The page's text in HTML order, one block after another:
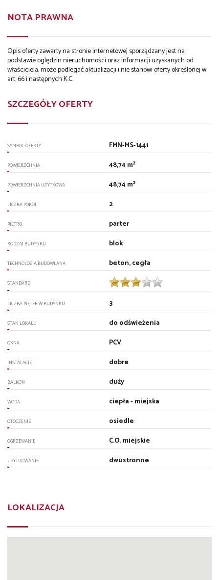
NOTA PRAWNA
Opis oferty zawarty na stronie internetowej sporządzany jest na
podstawie oględzin nieruchomości oraz informacji uzyskanych od
właściciela, może podlegać aktualizacji i nie stanowi oferty określonej w
art. 66 i następnych K.C.
SZCZEGÓŁY OFERTY
SYMBOL OFERTY FMN-MS-1441
POWIERZCHNIA 48,74 m²
POWIERZCHNIA UŻYTKOWA 48,74 m²
LICZBA POKOI 2
PIĘTRO parter
RODZAJ BUDYNKU blok
TECHNOLOGIA BUDOWLANA beton, cegła
STANDARD
LICZBA PIĘTER W BUDYNKU 3
STAN LOKALU do odświeżenia
OKNA PCV
INSTALACJE dobre
BALKON duży
WODA ciepła - miejska
OTOCZENIE osiedle
OGRZEWANIE C.O. miejskie
USYTUOWANIE dwustronne
LOKALIZACJA